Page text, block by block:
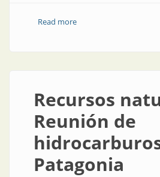
Read moreabout Cables y
Recursos
Reunión de
Patagonia